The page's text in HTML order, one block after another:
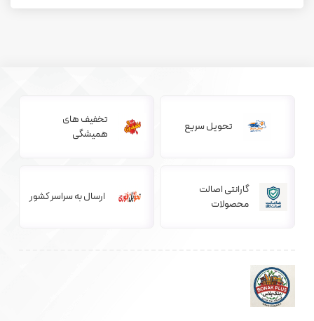
تحویل سریع
تخفیف های
همیشگی
گارانتی اصالت
محصولات
ارسال به سراسر کشور